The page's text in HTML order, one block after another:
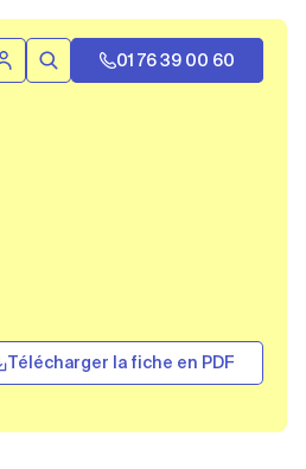
Se connecter
Rechercher01 76 39 00 60
Télécharger la fiche en PDF